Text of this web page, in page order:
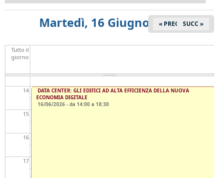
Martedì, 16 Giugno 2026
« PREC SUCC »
Tutto il
giorno
12
14
15
16
17
DATA CENTER: GLI EDIFICI AD ALTA EFFICIENZA DELLA NUOVA
ECONOMIA DIGITALE
16/06/2026 - da 14:00 a 18:30